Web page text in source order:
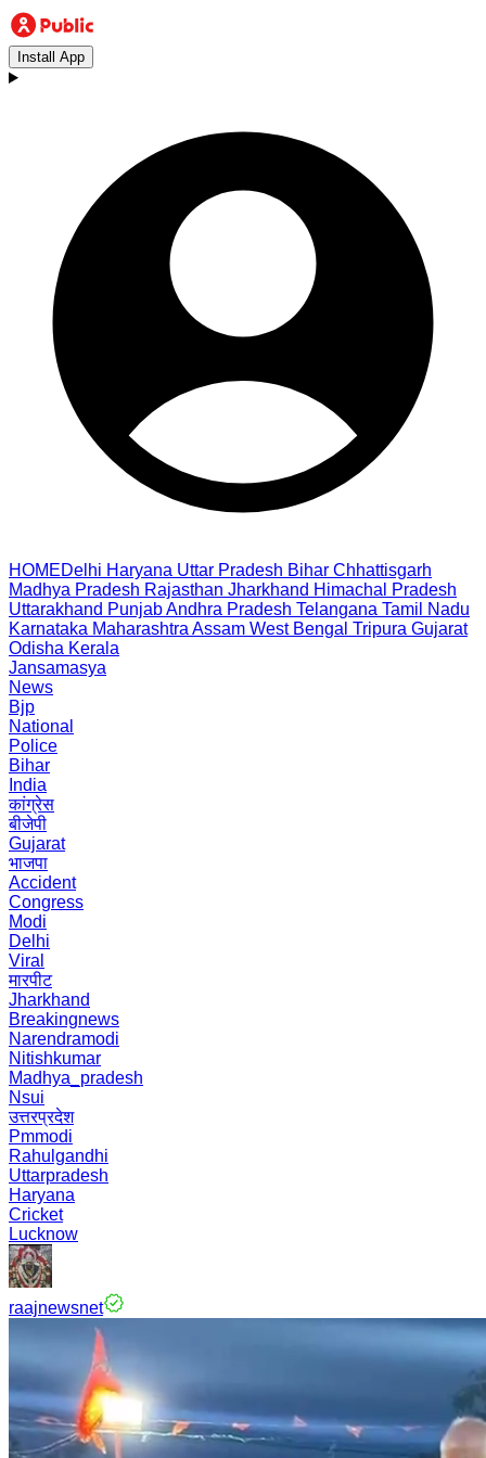
Install App
HOMEDelhi Haryana Uttar Pradesh Bihar Chhattisgarh
Madhya Pradesh Rajasthan Jharkhand Himachal Pradesh
Uttarakhand PunjabAndhra Pradesh Telangana Tamil Nadu
Karnataka Maharashtra Assam West Bengal Tripura Gujarat
Odisha Kerala
Jansamasya
News
Bjp
National
Police
Bihar
India
कांग्रेस
बीजेपी
Gujarat
भाजपा
Accident
Congress
Modi
Delhi
Viral
मारपीट
Jharkhand
Breakingnews
Narendramodi
Nitishkumar
Madhya_pradesh
Nsui
उत्तरप्रदेश
Pmmodi
Rahulgandhi
Uttarpradesh
Haryana
Cricket
Lucknow
raajnewsnet